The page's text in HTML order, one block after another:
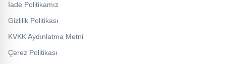
İade Politikamız
Gizlilik Politikası
KVKK Aydınlatma Metni
Çerez Politikası